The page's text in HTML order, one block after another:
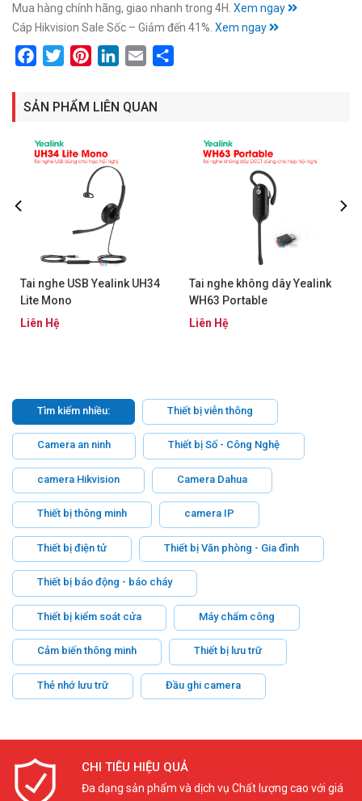
Mua hàng chính hãng, giao nhanh trong 4H. Xem ngay
Cáp Hikvision Sale Sốc – Giảm đến 41%. Xem ngay
FacebookTwitterPinterestLinkedIn
Email
SẢN PHẨM LIÊN QUAN
Tai nghe USB Yealink UH34
Lite Mono
Liên Hệ
Tai nghe không dây Yealink
WH63 Portable
Liên Hệ
Tìm kiếm nhiều: Thiết bị viễn thông
Camera an ninh Thiết bị Số - Công Nghệ
camera Hikvision Camera Dahua
Thiết bị thông minh camera IP
Thiết bị điện tử Thiết bị Văn phòng - Gia đình
Thiết bị báo động - báo cháy
Thiết bị kiểm soát cửa Máy chấm công
Cảm biến thông minh Thiết bị lưu trữ
Thẻ nhớ lưu trữ Đầu ghi camera
CHI TIÊU HIỆU QUẢ
Đa dạng sản phẩm và dịch vụ Chất lượng cao với giá